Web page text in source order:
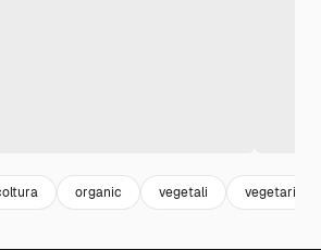
organic vegetali vegetariano